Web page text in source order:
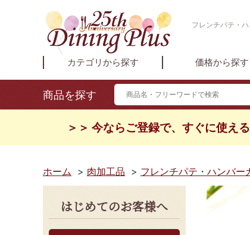
フレンチパテ・
カテゴリから探す 価格から探す
商品を探す
＞＞ 今ならご登録で、すぐに使え
ホーム > 肉加工品 > フレンチパテ・ハンバー
はじめてのお客様へ